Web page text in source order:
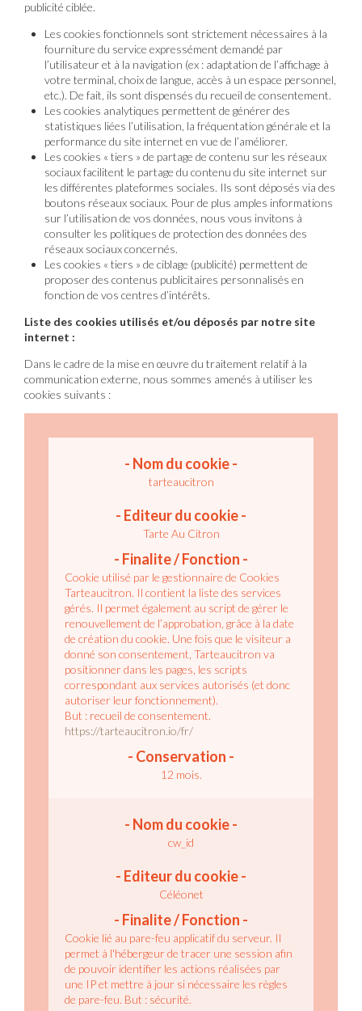
publicité ciblée.
Les cookies fonctionnels sont strictement nécessaires à la
fourniture du service expressément demandé par
l’utilisateur et à la navigation (ex : adaptation de l’affichage à
votre terminal, choix de langue, accès à un espace personnel,
etc.). De fait, ils sont dispensés du recueil de consentement.
Les cookies analytiques permettent de générer des
statistiques liées l’utilisation, la fréquentation générale et la
performance du site internet en vue de l’améliorer.
Les cookies « tiers » de partage de contenu sur les réseaux
sociaux facilitent le partage du contenu du site internet sur
les différentes plateformes sociales. Ils sont déposés via des
boutons réseaux sociaux. Pour de plus amples informations
sur l’utilisation de vos données, nous vous invitons à
consulter les politiques de protection des données des
réseaux sociaux concernés.
Les cookies « tiers » de ciblage (publicité) permettent de
proposer des contenus publicitaires personnalisés en
fonction de vos centres d’intérêts.
Liste des cookies utilisés et/ou déposés par notre site
internet :
Dans le cadre de la mise en œuvre du traitement relatif à la
communication externe, nous sommes amenés à utiliser les
cookies suivants :
tarteaucitron
Tarte Au Citron
Cookie utilisé par le gestionnaire de Cookies
Tarteaucitron. Il contient la liste des services
gérés. Il permet également au script de gérer le
renouvellement de l’approbation, grâce à la date
de création du cookie. Une fois que le visiteur a
donné son consentement, Tarteaucitron va
positionner dans les pages, les scripts
correspondant aux services autorisés (et donc
autoriser leur fonctionnement).
But : recueil de consentement.
https://tarteaucitron.io/fr/
12 mois.
cw_id
Céléonet
Cookie lié au pare-feu applicatif du serveur. Il
permet à l'hébergeur de tracer une session afin
de pouvoir identifier les actions réalisées par
une IP et mettre à jour si nécessaire les règles
de pare-feu. But : sécurité.